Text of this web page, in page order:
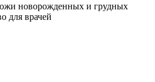
новорожденных и грудных
для врачей